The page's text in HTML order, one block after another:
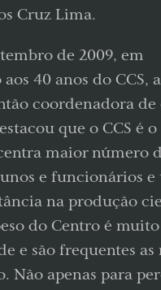
Cruz Lima.
de 2009, em
40 anos do CCS, a
coordenadora de
que o CCS é
maior número
e funcionários e
na produção
do Centro é
e são frequentes as
Não apenas para